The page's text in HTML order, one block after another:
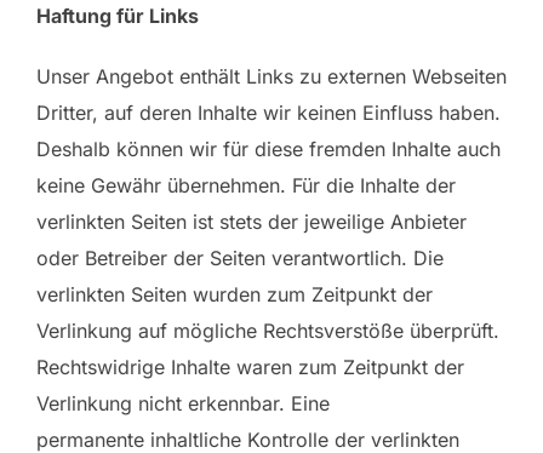
Haftung für Links
Unser Angebot enthält Links zu externen Webseiten
Dritter, auf deren Inhalte wir keinen Einfluss haben.
Deshalb können wir für diese fremden Inhalte auch
keine Gewähr übernehmen. Für die Inhalte der
verlinkten Seiten ist stets der jeweilige Anbieter
oder Betreiber der Seiten verantwortlich. Die
verlinkten Seiten wurden zum Zeitpunkt der
Verlinkung auf mögliche Rechtsverstöße überprüft.
Rechtswidrige Inhalte waren zum Zeitpunkt der
Verlinkung nicht erkennbar. Eine
permanente inhaltliche Kontrolle der verlinkten